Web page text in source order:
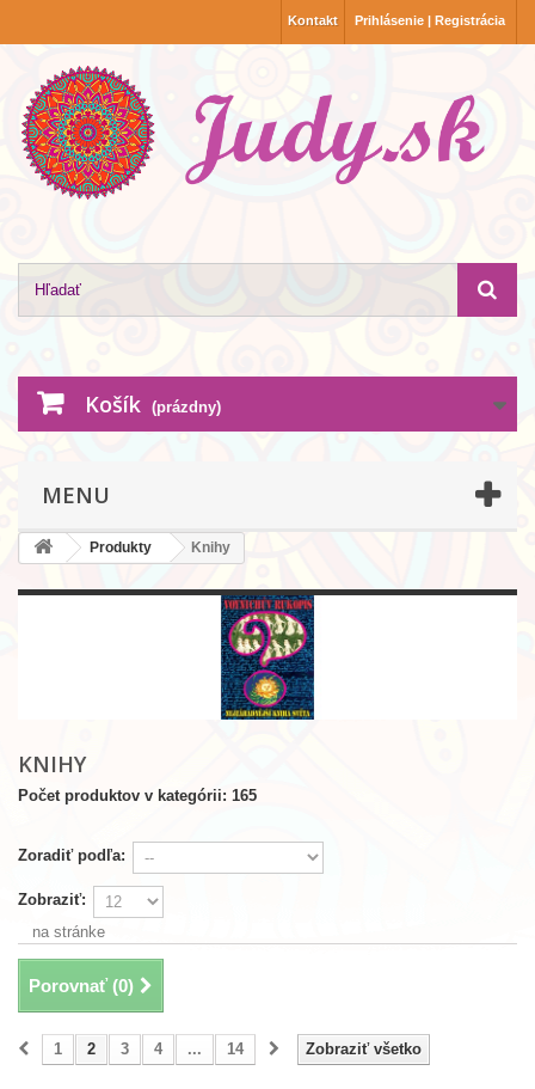
Prihlásenie | Registrácia
Kontakt
Košík (prázdny)
MENU
Produkty Knihy
KNIHY
Počet produktov v kategórii: 165
Zoradiť podľa:
Zobraziť:
na stránke
Porovnať (0)
Zobraziť všetko
1 2 3 4 ... 14